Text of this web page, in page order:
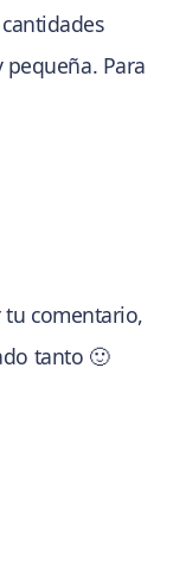
Para
tu comentario,
tanto 🙂